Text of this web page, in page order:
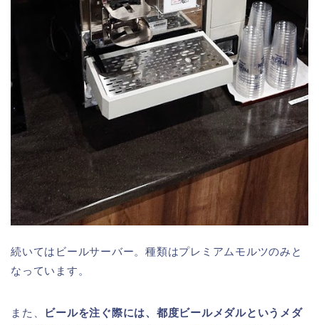
続いてはビールサーバー。種類はプレミアムモルツのみと
なっています。
また、
ビールを注ぐ際には、都度ビールメダルというメダ